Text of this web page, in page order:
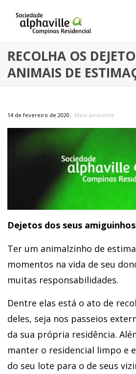
RECOLHA OS
ANIMAIS DE
14 de fevereiro de 2020, Meio ambiente
Dejetos dos seus amiguinhos
Ter um animalzinho de
momentos na vida de seu
muitas responsabilidades.
Dentre elas está o ato de
deles, seja nos passeios
da sua própria residência.
manter o residencial limpo e
do seu lote para o de seus